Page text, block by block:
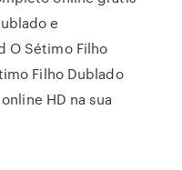
e
O Sétimo Filho
Filho Dublado
HD na sua